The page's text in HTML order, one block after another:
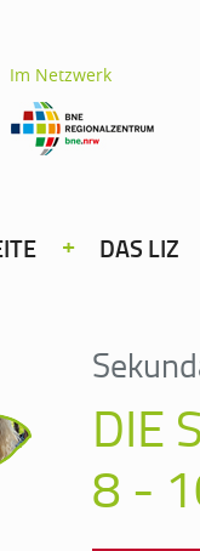
Im Netzwerk
DAS LIZ
DIE
8 -